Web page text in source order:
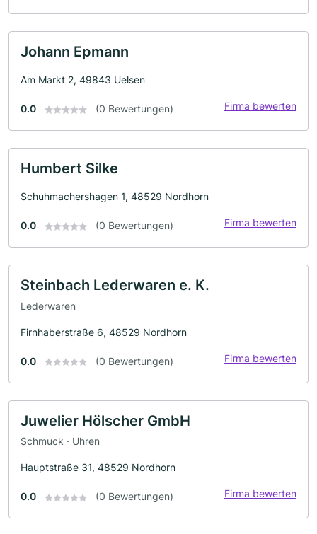
Johann Epmann
Am Markt 2, 49843 Uelsen
0.0 (0 Bewertungen) Firma bewerten
Humbert Silke
Schuhmachershagen 1, 48529 Nordhorn
0.0 (0 Bewertungen) Firma bewerten
Steinbach Lederwaren e. K.
Lederwaren
Firnhaberstraße 6, 48529 Nordhorn
0.0 (0 Bewertungen) Firma bewerten
Juwelier Hölscher GmbH
Schmuck · Uhren
Hauptstraße 31, 48529 Nordhorn
0.0 (0 Bewertungen) Firma bewerten